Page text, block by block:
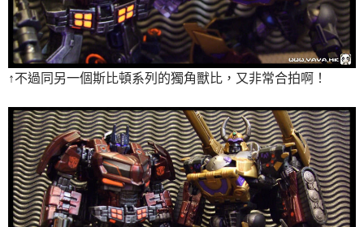
↑不過同另一個斯比頓系列的獨角獸比，又非常合拍啊！